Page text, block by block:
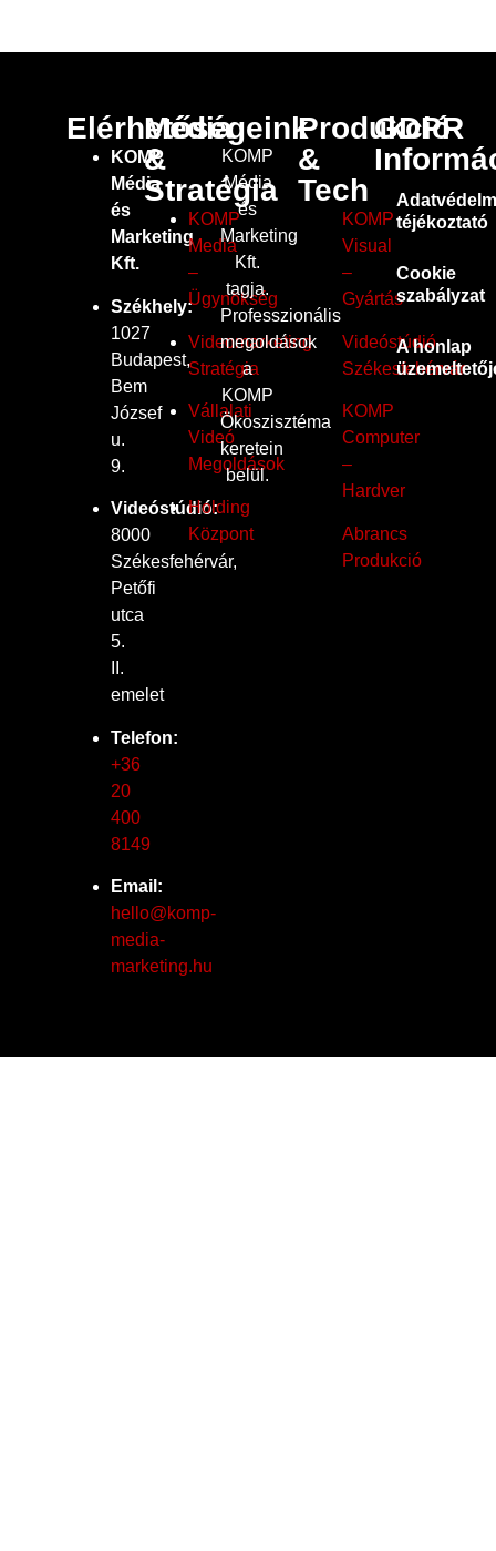
Elérhetőségeink
KOMP
Média
és
Marketing
Kft.
Székhely:
1027
Budapest,
Bem
József
u.
9.
Videóstúdió:
8000
Székesfehérvár,
Petőfi
utca
5.
II.
emelet
Telefon:
+36
20
400
8149
Email:
hello@komp-
media-
marketing.hu
Média
&
Stratégia
KOMP
Media
–
Ügynökség
Videomarketing
Stratégia
Vállalati
Videó
Megoldások
Holding
Központ
KOMP
Média
és
Marketing
Kft.
tagja.
Professzionális
megoldások
a
KOMP
Ökoszisztéma
keretein
belül.
Produkció
&
Tech
KOMP
Visual
–
Gyártás
Videóstúdió
Székesfehérvár
KOMP
Computer
–
Hardver
Abrancs
Produkció
GDPR
téjékoztató
Cookie
szabályzat
A honlap